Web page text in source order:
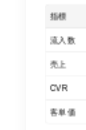
指標
流入数
売上
CVR
客単価